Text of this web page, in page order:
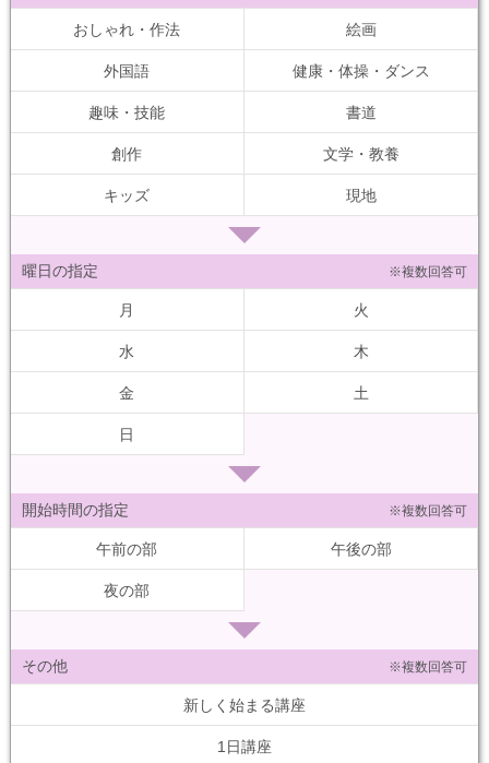
おしゃれ・作法 絵画
外国語 健康・体操・ダンス
趣味・技能 書道
創作 文学・教養
キッズ 現地
曜日の指定 ※複数回答可
月 火
水 木
金 土
日
開始時間の指定 ※複数回答可
午前の部 午後の部
夜の部
その他 ※複数回答可
新しく始まる講座
1日講座